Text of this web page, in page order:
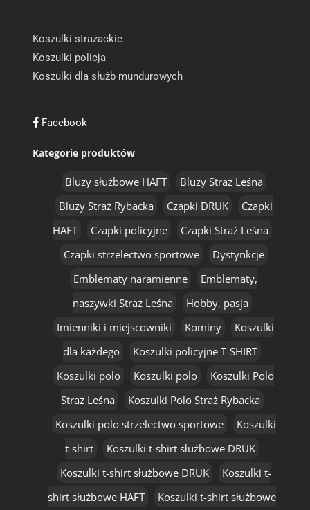
Koszulki strażackie
Koszulki policja
Koszulki dla służb mundurowych
Facebook
Kategorie produktów
Bluzy służbowe HAFT
Bluzy Straż Leśna
Bluzy Straż Rybacka
Czapki DRUK
Czapki
HAFT
Czapki policyjne
Czapki Straż Leśna
Czapki strzelectwo sportowe
Dystynkcje
Emblematy naramienne
Emblematy,
naszywki Straż Leśna
Hobby, pasja
Imienniki i miejscowniki
Kominy
Koszulki
dla każdego
Koszulki policyjne T-SHIRT
Koszulki polo
Koszulki polo
Koszulki Polo
Straż Leśna
Koszulki Polo Straż Rybacka
Koszulki polo strzelectwo sportowe
Koszulki
t-shirt
Koszulki t-shirt służbowe DRUK
Koszulki t-shirt służbowe DRUK
Koszulki t-
shirt służbowe HAFT
Koszulki t-shirt służbowe